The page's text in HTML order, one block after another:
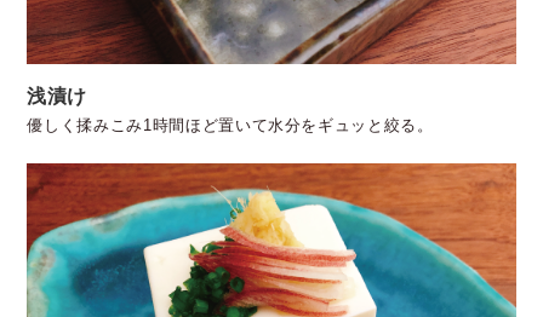
浅漬け
優しく揉みこみ1時間ほど置いて水分をギュッと絞る。